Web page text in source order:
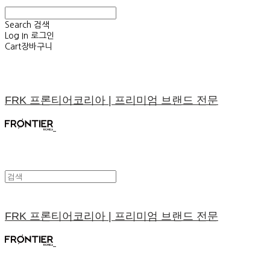
Search 검색
Log In 로그인
Cart장바구니
FRK 프론티어코리아 | 프리미엄 브랜드 전문
FRK 프론티어코리아 | 프리미엄 브랜드 전문